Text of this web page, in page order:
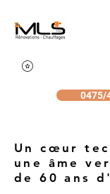
0475/
Un cœur
une âme
de 60 ans